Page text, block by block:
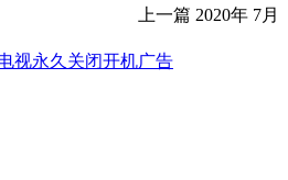
上一篇 2020年 7月
视永久关闭开机广告